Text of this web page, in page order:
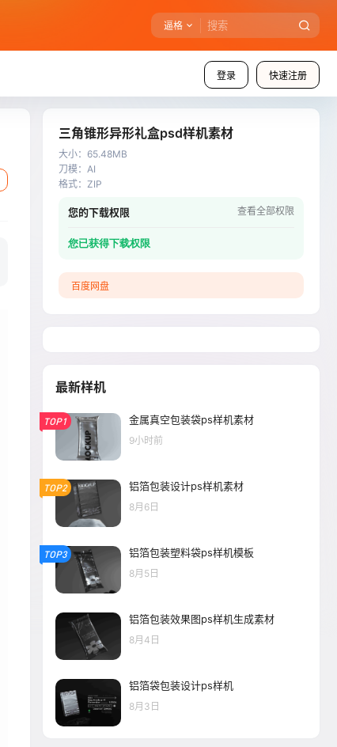
逼格
登录 快速注册
三角锥形异形礼盒psd样机素材
大小： 65.48MB
刀模： AI
格式： ZIP
您的下载权限 查看全部权限
您已获得下载权限
百度网盘
最新样机
TOP1 金属真空包装袋ps样机素材
9小时前
TOP2 铝箔包装设计ps样机素材
8月6日
TOP3 铝箔包装塑料袋ps样机模板
8月5日
铝箔包装效果图ps样机生成素材
8月4日
铝箔袋包装设计ps样机
8月3日